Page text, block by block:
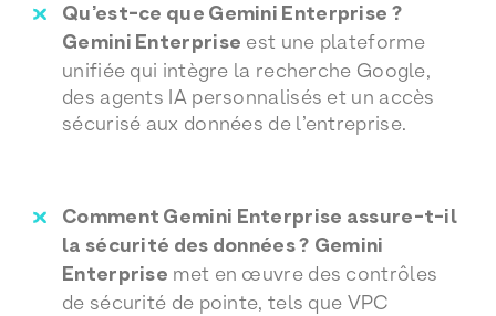
Qu’est-ce que Gemini Enterprise ?
Gemini Enterprise est une plateforme
unifiée qui intègre la recherche Google,
des agents IA personnalisés et un accès
sécurisé aux données de l’entreprise.
Comment Gemini Enterprise assure-t-il
la sécurité des données ? Gemini
Enterprise met en œuvre des contrôles
de sécurité de pointe, tels que VPC